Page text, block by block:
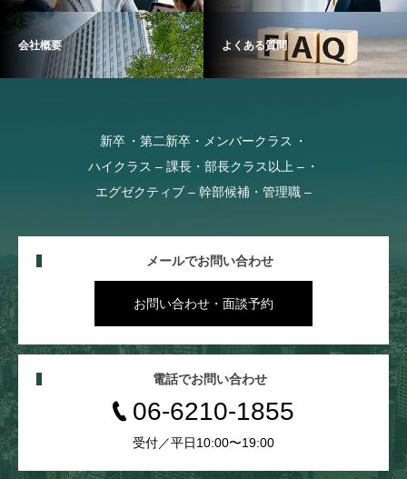
会社概要 よくある質問
新卒
第二新卒・メンバークラス
ハイクラス – 課長・部長クラス以上 –
エグゼクティブ – 幹部候補・管理職 –
メールでお問い合わせ
お問い合わせ・面談予約
電話でお問い合わせ
06-6210-1855
受付／平日10:00〜19:00